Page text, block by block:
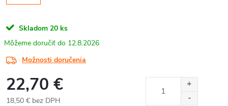
Skladom 20 ks
12.8.2026
Možnosti doručenia
22,70 €
18,50 € bez DPH